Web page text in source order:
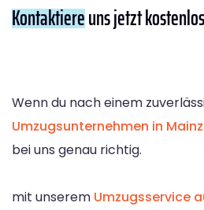
Kontaktiereuns jetzt
Wenn du nach einem
Umzugsunternehmen in Mainz
bei uns genau richtig.
mit unserem Umzugsservice